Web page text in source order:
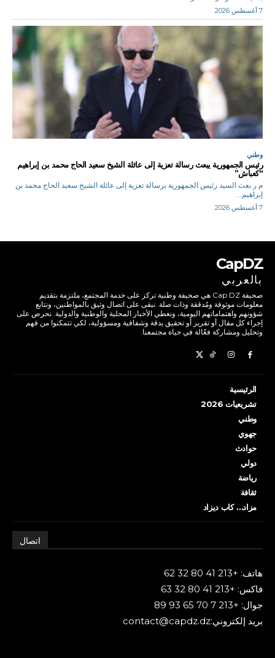
7 أغسطس 2026
وطني
رئيس الجمهورية يبعث رسالة تعزية إلى عائلة الشيخ سعيد الحاج محمد بن إبراهيم
“كعباش”
م.ر بعث السيد رئيس الجمهورية برسالة تعزية إلى عائلة الشيخ سعيد الحاج محمد بن
إبراهيم...
7 أغسطس 2026
CapDZ
بالعربي
صحيفة Cap DZ هي صحيفة وطنية تركز على خدمة المجتمع، ملتزمة بتقديم
معلومات موثوقة ومُدققة وذات صلة. نبقى على اتصال وثيق بالمواطنين، ونتابع
شؤونهم واهتماماتهم اليومية، ونغطي الأخبار المحلية والوطنية والدولية. نحرص على
إجراء كل مقال أو تقرير أو تحقيق بدقة وشفافية ومسؤولية، لكي تتمكنوا من فهم
وتحليل ومشاركة فعّالة في حياة مجتمعنا.
الرئيسية
تشريعيات 2026
وطني
جهوي
حوادث
دولي
رياضة
ثقافة
مزاد… كاب ديزاد
اتصال
هاتف: +213 41 80 32 62
فاكس: +213 41 80 32 63
جوال: +213 7 70 65 93 89
بريد إلكتروني:contact@capdz.dz